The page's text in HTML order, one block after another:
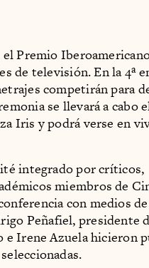
Premio
de televisión. En la 4ª
competirán para
se llevará a cabo
Iris y podrá verse en
integrado por críticos,
miembros de
con medios de
Peñafiel, presidente
e Irene Azuela hicieron